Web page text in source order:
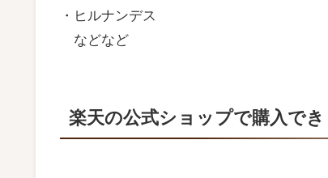
・ヒルナンデス
などなど
楽天の公式ショップで購入でき